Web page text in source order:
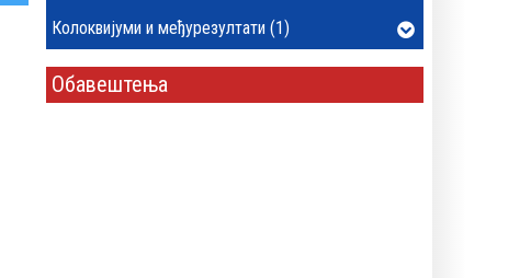
Колоквијуми и међурезултати (1)
Обавештења